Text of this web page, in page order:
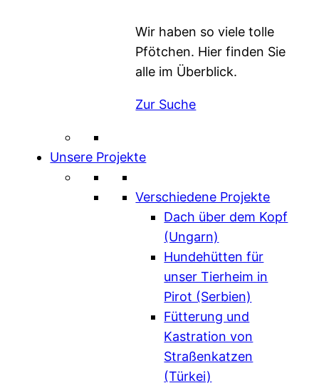
Wir haben so viele tolle
Pfötchen. Hier finden Sie
alle im Überblick.
Zur Suche
Unsere Projekte
Verschiedene Projekte
Dach über dem Kopf
(Ungarn)
Hundehütten für
unser Tierheim in
Pirot (Serbien)
Fütterung und
Kastration von
Straßenkatzen
(Türkei)